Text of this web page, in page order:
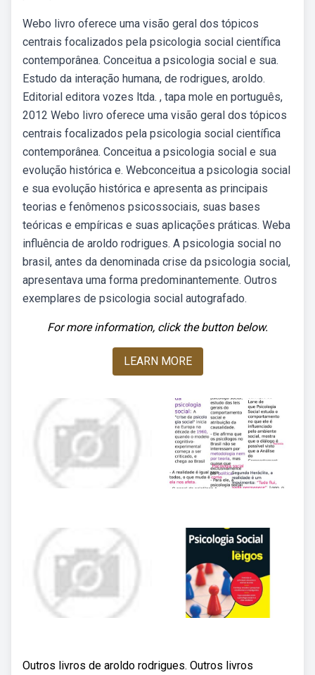
Webo livro oferece uma visão geral dos tópicos
centrais focalizados pela psicologia social científica
contemporânea. Conceitua a psicologia social e sua.
Estudo da interação humana, de rodrigues, aroldo.
Editorial editora vozes ltda. , tapa mole en português,
2012 Webo livro oferece uma visão geral dos tópicos
centrais focalizados pela psicologia social científica
contemporânea. Conceitua a psicologia social e sua
evolução histórica e. Webconceitua a psicologia social
e sua evolução histórica e apresenta as principais
teorias e fenômenos psicossociais, suas bases
teóricas e empíricas e suas aplicações práticas. Weba
influência de aroldo rodrigues. A psicologia social no
brasil, antes da denominada crise da psicologia social,
apresentava uma forma predominantemente. Outros
exemplares de psicologia social autografado.
For more information, click the button below.
LEARN MORE
Outros livros de aroldo rodrigues. Outros livros